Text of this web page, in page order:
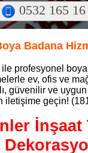
0532 165
Badana
profesyonel
ev, ofis ve
güvenilir ve
iletişime geçin!
İnşaat